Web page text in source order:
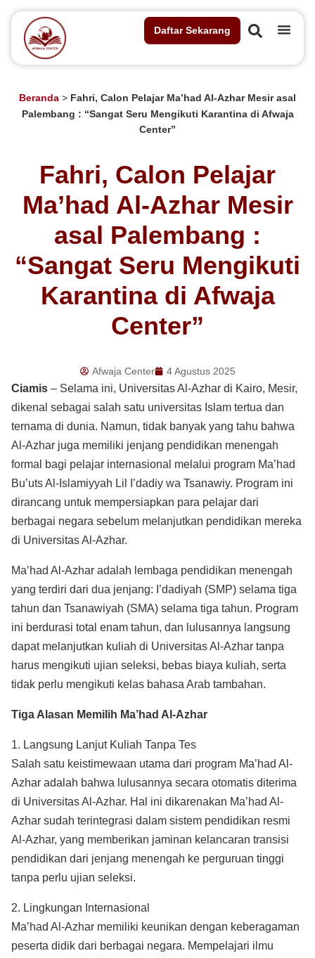
Daftar Sekarang
Beranda > Fahri, Calon Pelajar Ma’had Al-Azhar Mesir asal
Palembang : “Sangat Seru Mengikuti Karantina di Afwaja
Center”
Fahri, Calon Pelajar
Ma’had Al-Azhar Mesir
asal Palembang :
“Sangat Seru Mengikuti
Karantina di Afwaja
Center”
Afwaja Center 4 Agustus 2025
Ciamis – Selama ini, Universitas Al-Azhar di Kairo, Mesir,
dikenal sebagai salah satu universitas Islam tertua dan
ternama di dunia. Namun, tidak banyak yang tahu bahwa
Al-Azhar juga memiliki jenjang pendidikan menengah
formal bagi pelajar internasional melalui program Ma’had
Bu’uts Al-Islamiyyah Lil I’dadiy wa Tsanawiy. Program ini
dirancang untuk mempersiapkan para pelajar dari
berbagai negara sebelum melanjutkan pendidikan mereka
di Universitas Al-Azhar.
Ma’had Al-Azhar adalah lembaga pendidikan menengah
yang terdiri dari dua jenjang: I’dadiyah (SMP) selama tiga
tahun dan Tsanawiyah (SMA) selama tiga tahun. Program
ini berdurasi total enam tahun, dan lulusannya langsung
dapat melanjutkan kuliah di Universitas Al-Azhar tanpa
harus mengikuti ujian seleksi, bebas biaya kuliah, serta
tidak perlu mengikuti kelas bahasa Arab tambahan.
Tiga Alasan Memilih Ma’had Al-Azhar
1. Langsung Lanjut Kuliah Tanpa Tes
Salah satu keistimewaan utama dari program Ma’had Al-
Azhar adalah bahwa lulusannya secara otomatis diterima
di Universitas Al-Azhar. Hal ini dikarenakan Ma’had Al-
Azhar sudah terintegrasi dalam sistem pendidikan resmi
Al-Azhar, yang memberikan jaminan kelancaran transisi
pendidikan dari jenjang menengah ke perguruan tinggi
tanpa perlu ujian seleksi.
2. Lingkungan Internasional
Ma’had Al-Azhar memiliki keunikan dengan keberagaman
peserta didik dari berbagai negara. Mempelajari ilmu